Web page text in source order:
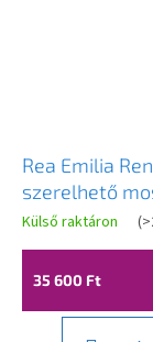
Rea Emilia
szerelhető
560×380×135
bézs -
U3510
Külső raktáron (
35 600 Ft